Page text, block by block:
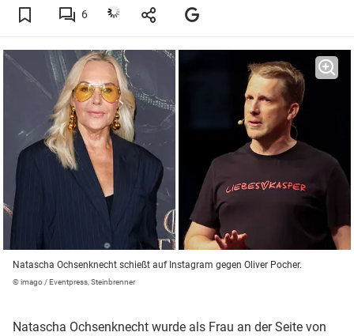
6
Natascha Ochsenknecht schießt auf Instagram gegen Oliver Pocher.
© imago / Eventpress, Steinbrenner
Natascha Ochsenknecht wurde als Frau an der Seite von